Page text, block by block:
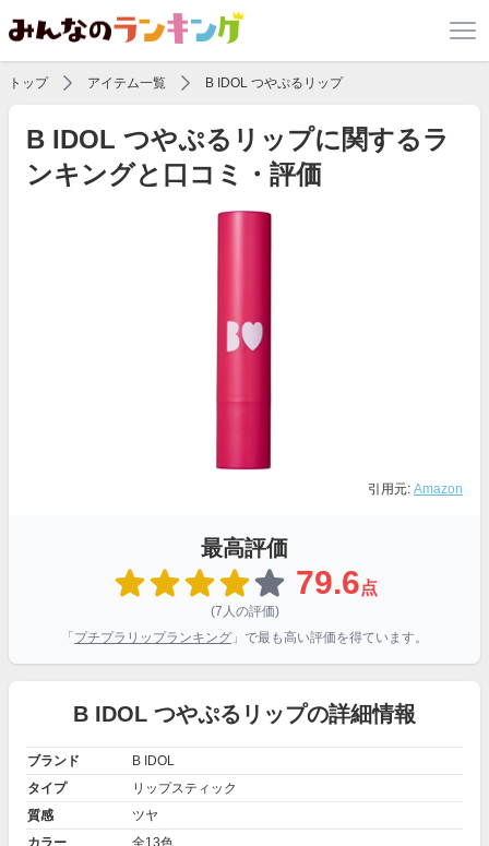
トップ アイテム一覧 B IDOL つやぷるリップ
B IDOL つやぷるリップに関するラ
ンキングと口コミ・評価
引用元: Amazon
最高評価
79.6点
(7人の評価)
「 プチプラリップランキング 」で最も高い評価を得ています。
B IDOL つやぷるリップの詳細情報
ブランド
B IDOL
タイプ
リップスティック
質感
ツヤ
カラー
全13色